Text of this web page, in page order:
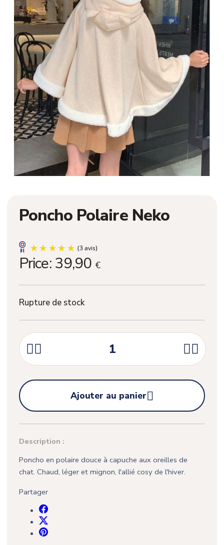
Poncho Polaire Neko
Price: 39,90 €
Rupture de stock
 

Ajouter au panier
Description :
Poncho en polaire douce à capuche aux oreilles de
chat. Chaud, léger et mignon, l'allié cosy de l'hiver.
Partager